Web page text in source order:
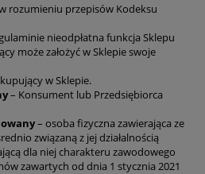
rozumieniu przepisów Kodeksu
nieodpłatna funkcja Sklepu
może założyć w Sklepie swoje
w Sklepie.
– Konsument lub Przedsiębiorca
– osoba fizyczna zawierająca ze
związaną z jej działalnością
dla niej charakteru zawodowego
zawartych od dnia 1 stycznia 2021